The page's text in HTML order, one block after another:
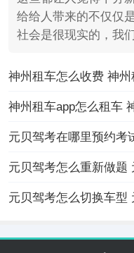
给给人带来的不仅仅
社会是很现实的，我
神州租车怎么收费 神
神州租车app怎么租车
元贝驾考在哪里预约考
元贝驾考怎么重新做题
元贝驾考怎么切换车型